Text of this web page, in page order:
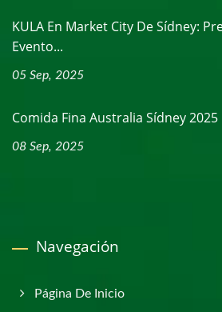
KULA En Market City De Sídney:
Evento...
05 Sep, 2025
Comida Fina Australia Sídney 2025
08 Sep, 2025
Navegación
Página De Inicio